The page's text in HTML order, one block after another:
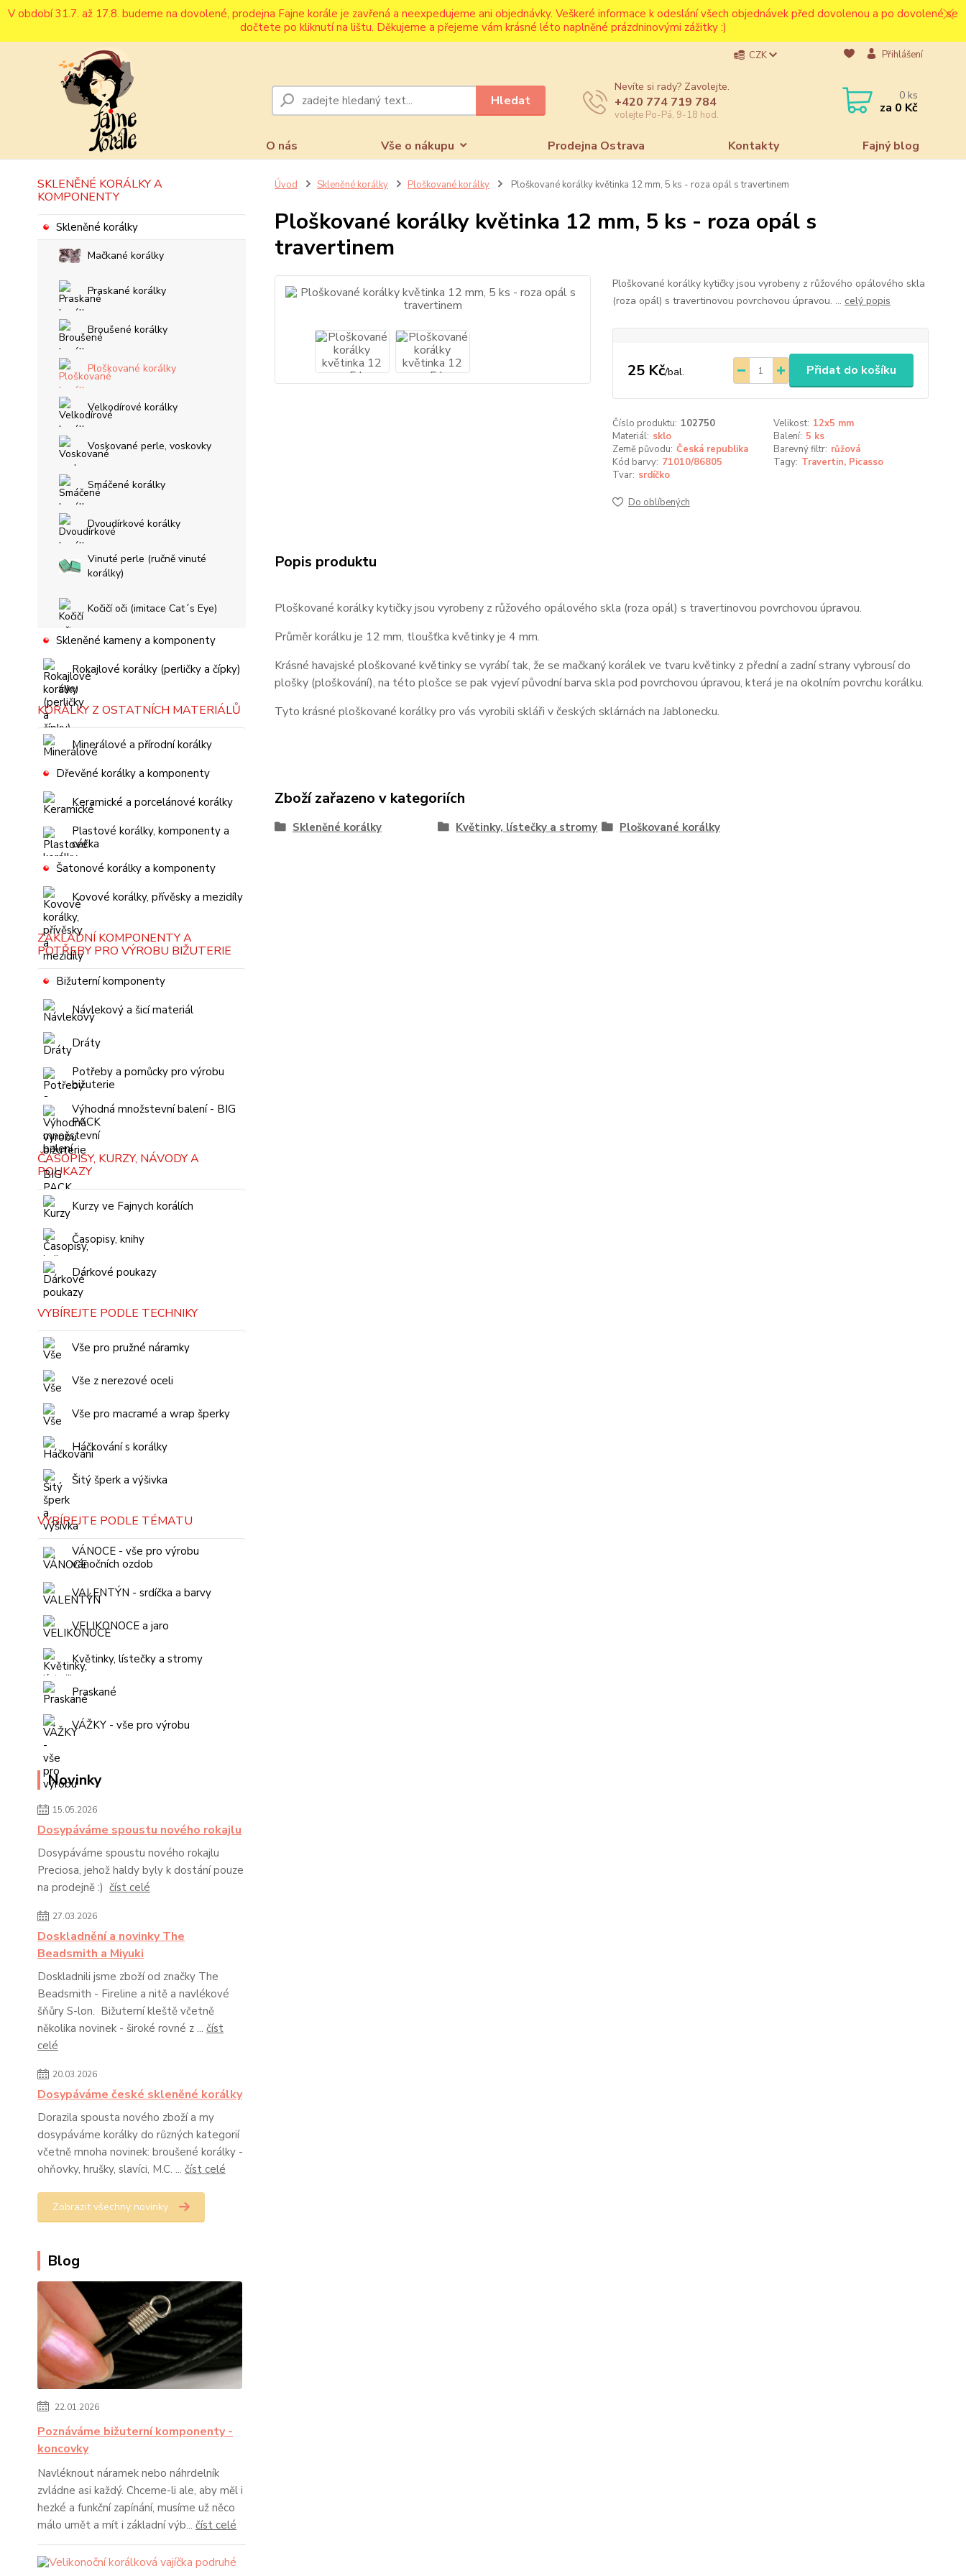
V období 31.7. až 17.8. budeme na dovolené, prodejna Fajne korále je zavřená a neexpedujeme ani objednávky. Veškeré informace k odeslání všech objednávek před dovolenou a po dovolené se
dočtete po kliknutí na lištu. Děkujeme a přejeme vám krásné léto naplněné prázdninovými zážitky :)
O nás Vše o nákupu Prodejna Ostrava Kontakty Fajný blog
CZK Přihlášení
Hledat
Nevíte si rady? Zavolejte.
+420 774 719 784
volejte Po-Pá, 9-18 hod.
0 ks
za 0 Kč
SKLENĚNÉ KORÁLKY A
KOMPONENTY
Skleněné korálky
Mačkané korálky
Praskané korálky
Broušené korálky
Ploškované korálky
Velkodírové korálky
Voskované perle, voskovky
Smáčené korálky
Dvoudírkové korálky
Vinuté perle (ručně vinuté
korálky)
Kočičí oči (imitace Cat´s Eye)
Skleněné kameny a komponenty
Rokajlové korálky (perličky a čípky)
KORÁLKY Z OSTATNÍCH MATERIÁLŮ
Minerálové a přírodní korálky
Dřevěné korálky a komponenty
Keramické a porcelánové korálky
Plastové korálky, komponenty a
céčka
Šatonové korálky a komponenty
Kovové korálky, přívěsky a mezidíly
ZÁKLADNÍ KOMPONENTY A
POTŘEBY PRO VÝROBU BIŽUTERIE
Bižuterní komponenty
Návlekový a šicí materiál
Dráty
Potřeby a pomůcky pro výrobu
bižuterie
Výhodná množstevní balení - BIG
PACK
ČASOPISY, KURZY, NÁVODY A
POUKAZY
Kurzy ve Fajnych korálích
Časopisy, knihy
Dárkové poukazy
VYBÍREJTE PODLE TECHNIKY
Vše pro pružné náramky
Vše z nerezové oceli
Vše pro macramé a wrap šperky
Háčkování s korálky
Šitý šperk a výšivka
VYBÍREJTE PODLE TÉMATU
VÁNOCE - vše pro výrobu
vánočních ozdob
VALENTÝN - srdíčka a barvy
VELIKONOCE a jaro
Květinky, lístečky a stromy
Praskané
VÁŽKY - vše pro výrobu
Novinky
15.05.2026
Dosypáváme spoustu nového rokajlu
Dosypáváme spoustu nového rokajlu
Preciosa, jehož haldy byly k dostání pouze
na prodejně :) číst celé
27.03.2026
Doskladnění a novinky The
Beadsmith a Miyuki
Doskladnili jsme zboží od značky The
Beadsmith - Fireline a nitě a navlékové
šňůry S-lon. Bižuterní kleště včetně
několika novinek - široké rovné z ... číst
celé
20.03.2026
Dosypáváme české skleněné korálky
Dorazila spousta nového zboží a my
dosypáváme korálky do různých kategorií
včetně mnoha novinek: broušené korálky -
ohňovky, hrušky, slavíci, M.C. ... číst celé
Zobrazit všechny novinky
Blog
22.01.2026
Poznáváme bižuterní komponenty -
koncovky
Navléknout náramek nebo náhrdelník
zvládne asi každý. Chceme-li ale, aby měl i
hezké a funkční zapínání, musíme už něco
málo umět a mít i základní výb... číst celé
Úvod Skleněné korálky Ploškované korálky Ploškované korálky květinka 12 mm, 5 ks - roza opál s travertinem
Ploškované korálky květinka 12 mm, 5 ks - roza opál s
travertinem
Ploškované korálky kytičky jsou vyrobeny z růžového opálového skla
(roza opál) s travertinovou povrchovou úpravou. ... celý popis
25 Kč/bal. Přidat do košíku
Číslo produktu: 102750 Velikost: 12x5 mm
Materiál: sklo Balení: 5 ks
Země původu: Česká republika Barevný filtr: růžová
Kód barvy: 71010/86805 Tagy: Travertin, Picasso
Tvar: srdíčko
Do oblíbených
Popis produktu
Ploškované korálky kytičky jsou vyrobeny z růžového opálového skla (roza opál) s travertinovou povrchovou úpravou.
Průměr korálku je 12 mm, tloušťka květinky je 4 mm.
Krásné havajské ploškované květinky se vyrábí tak, že se mačkaný korálek ve tvaru květinky z přední a zadní strany vybrousí do
plošky (ploškování), na této plošce se pak vyjeví původní barva skla pod povrchovou úpravou, která je na okolním povrchu korálku.
Tyto krásné ploškované korálky pro vás vyrobili skláři v českých sklárnách na Jablonecku.
Zboží zařazeno v kategoriích
Skleněné korálky Květinky, lístečky a stromy Ploškované korálky